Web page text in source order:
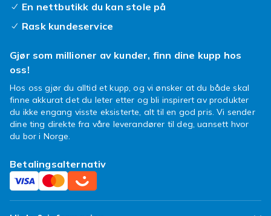
En nettbutikk du kan stole på
Rask kundeservice
Gjør som millioner av kunder, finn dine kupp hos
oss!
Hos oss gjør du alltid et kupp, og vi ønsker at du både skal
finne akkurat det du leter etter og bli inspirert av produkter
du ikke engang visste eksisterte, alt til en god pris. Vi sender
dine ting direkte fra våre leverandører til deg, uansett hvor
du bor i Norge.
Betalingsalternativ